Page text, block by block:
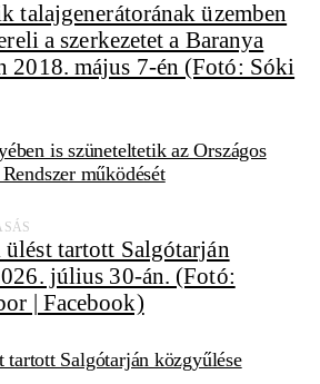
is szüneteltetik az Országos
működését
Salgótarján közgyűlése